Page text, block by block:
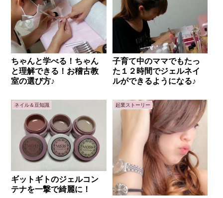
ちゃんと学べる！ちゃん
と理解できる！お稽古教
室の選び方♪
子育て中のママでもたっ
た１２時間でジェルネイ
ルができるようになる♪
ネイル＆豆知識
ギットギトのジェルコン
テナを一撃で綺麗に！
起業ストーリー